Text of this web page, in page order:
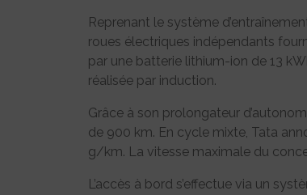
Reprenant le système
roues électriques indépendants
par une batterie lithium-ion de 13
réalisée par induction.
Grâce à son prolongateur
de 900 km. En cycle mixte, Tata
g/km. La vitesse maximale du
L’accès à bord s’effectue via un